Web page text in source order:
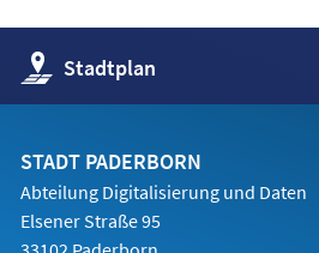
Stadtplan
(Öffnet
in
einem
Tab)
STADT PADERBORN
Abteilung Digitalisierung und Daten
Elsener Straße 95